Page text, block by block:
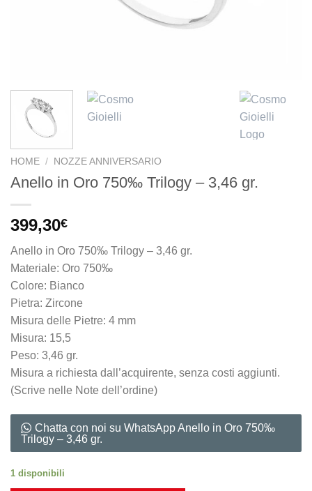
HOME / NOZZE ANNIVERSARIO
Anello in Oro 750‰ Trilogy – 3,46 gr.
399,30€
Anello in Oro 750‰ Trilogy – 3,46 gr.
Materiale: Oro 750‰
Colore: Bianco
Pietra: Zircone
Misura delle Pietre: 4 mm
Misura: 15,5
Peso: 3,46 gr.
Misura a richiesta dall’acquirente, senza costi aggiunti.
(Scrive nelle Note dell’ordine)
Chatta con noi su WhatsApp Anello in Oro 750‰
Trilogy – 3,46 gr.
1 disponibili